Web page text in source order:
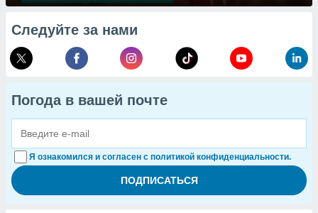
Следуйте за нами
Погода в вашей почте
Я ознакомился и согласен с политикой конфиденциальности.